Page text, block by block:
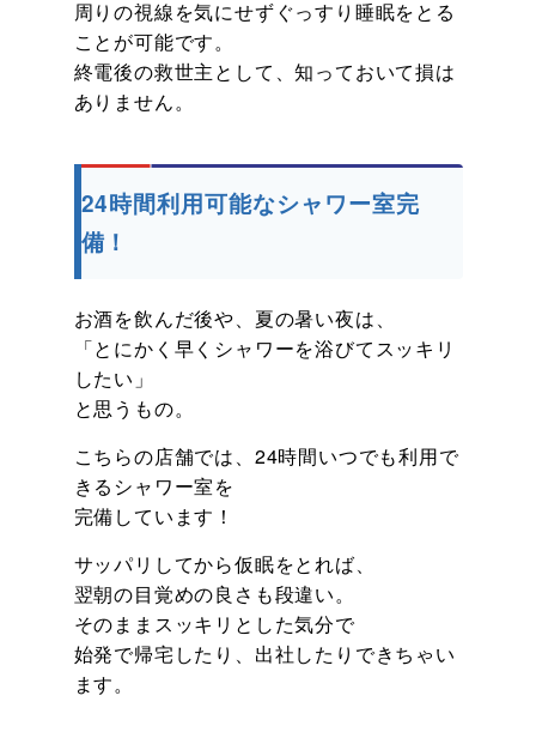
周りの視線を気にせずぐっすり睡眠をとる
ことが可能です。
終電後の救世主として、知っておいて損は
ありません。
24時間利用可能なシャワー室完
備！
お酒を飲んだ後や、夏の暑い夜は、
「とにかく早くシャワーを浴びてスッキリ
したい」
と思うもの。
こちらの店舗では、24時間いつでも利用で
きるシャワー室を
完備しています！
サッパリしてから仮眠をとれば、
翌朝の目覚めの良さも段違い。
そのままスッキリとした気分で
始発で帰宅したり、出社したりできちゃい
ます。